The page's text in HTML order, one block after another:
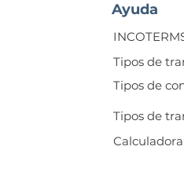
Ayuda
Tipos de
Tipos de
Tipos de